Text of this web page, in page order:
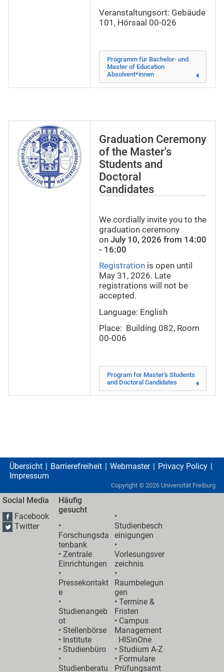
Veranstaltungsort: Gebäude
101, Hörsaal 00-026
Programm für Bachelor- und
Master of Education
Absolvent*innen
Graduation Ceremony
of the Master's
Students and
Doctoral
Candidates
We cordially invite you to the
graduation ceremony
on July 10, 2026 from 14:00
- 16:00
Registration is open until
May 31, 2026. Late
registrations will not be
accepted.
Language: English
Place: Building 082, Room
00-006
Program for Master's Students
and Doctoral Candidates
Übersicht Barrierefreiheit Webmaster
Privacy Policy
Impressum
Copyright © 2026 Universität Freiburg
Social Media
Facebook
Twitter
Häufig
gesucht
•
Forschungsda
tenbank
•Zentrale
Einrichtungen
•
Pressekontakt
e
•
Studienangeb
ot
•Stellenbörse
• Institute
•Studienbüro
•
Studienberatu
•
Studienbesch
einigungen
•
Vorlesungsver
zeichnis
•
Raumbelegun
gen
•Termine &
Fristen
• Campus
Management
HISinOne
•Studium A-Z
• Formulare
Prüfungsamt